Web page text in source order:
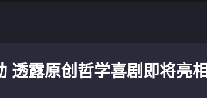
透露原创哲学喜剧即将亮相